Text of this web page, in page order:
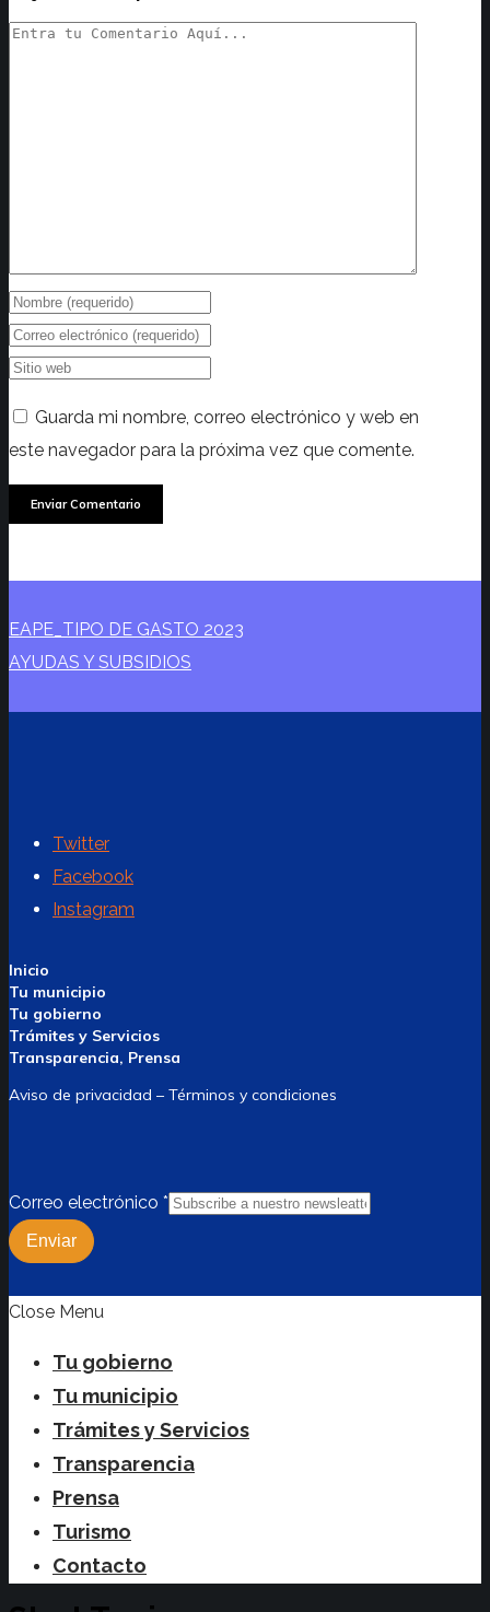
Guarda mi nombre, correo electrónico y web en
este navegador para la próxima vez que comente.
EAPE_TIPO DE GASTO 2023
AYUDAS Y SUBSIDIOS
Twitter
Facebook
Instagram
Inicio
Tu municipio
Tu gobierno
Trámites y Servicios
Transparencia, Prensa
Aviso de privacidad – Términos y condiciones
Correo electrónico *
Enviar
Close Menu
Tu gobierno
Tu municipio
Trámites y Servicios
Transparencia
Prensa
Turismo
Contacto